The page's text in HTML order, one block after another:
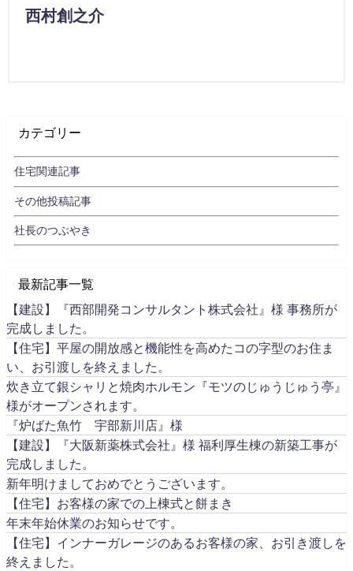
西村創之介
カテゴリー
住宅関連記事
その他投稿記事
社長のつぶやき
最新記事一覧
【建設】『西部開発コンサルタント株式会社』様 事務所が
完成しました。
【住宅】平屋の開放感と機能性を高めたコの字型のお住ま
い、お引渡しを終えました。
炊き立て銀シャリと焼肉ホルモン『モツのじゅうじゅう亭』
様がオープンされます。
『炉ばた魚竹 宇部新川店』様
【建設】『大阪新薬株式会社』様 福利厚生棟の新築工事が
完成しました。
新年明けましておめでとうございます。
【住宅】お客様の家での上棟式と餅まき
年末年始休業のお知らせです。
【住宅】インナーガレージのあるお客様の家、お引き渡しを
終えました。